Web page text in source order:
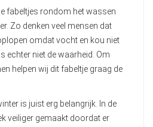
fabeltjes rondom het wassen
Zo denken veel mensen dat
omdat vocht en kou niet
echter niet de waarheid. Om
helpen wij dit fabeltje graag de
is juist erg belangrijk. In de
veiliger gemaakt doordat er